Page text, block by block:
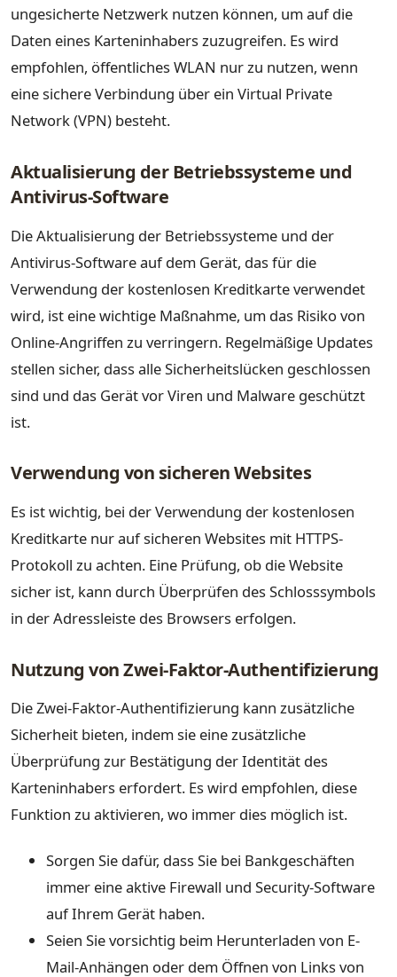
ungesicherte Netzwerk nutzen können, um auf die
Daten eines Karteninhabers zuzugreifen. Es wird
empfohlen, öffentliches WLAN nur zu nutzen, wenn
eine sichere Verbindung über ein Virtual Private
Network (VPN) besteht.
Aktualisierung der Betriebssysteme und
Antivirus-Software
Die Aktualisierung der Betriebssysteme und der
Antivirus-Software auf dem Gerät, das für die
Verwendung der kostenlosen Kreditkarte verwendet
wird, ist eine wichtige Maßnahme, um das Risiko von
Online-Angriffen zu verringern. Regelmäßige Updates
stellen sicher, dass alle Sicherheitslücken geschlossen
sind und das Gerät vor Viren und Malware geschützt
ist.
Verwendung von sicheren Websites
Es ist wichtig, bei der Verwendung der kostenlosen
Kreditkarte nur auf sicheren Websites mit HTTPS-
Protokoll zu achten. Eine Prüfung, ob die Website
sicher ist, kann durch Überprüfen des Schlosssymbols
in der Adressleiste des Browsers erfolgen.
Nutzung von Zwei-Faktor-Authentifizierung
Die Zwei-Faktor-Authentifizierung kann zusätzliche
Sicherheit bieten, indem sie eine zusätzliche
Überprüfung zur Bestätigung der Identität des
Karteninhabers erfordert. Es wird empfohlen, diese
Funktion zu aktivieren, wo immer dies möglich ist.
Sorgen Sie dafür, dass Sie bei Bankgeschäften
immer eine aktive Firewall und Security-Software
auf Ihrem Gerät haben.
Seien Sie vorsichtig beim Herunterladen von E-
Mail-Anhängen oder dem Öffnen von Links von